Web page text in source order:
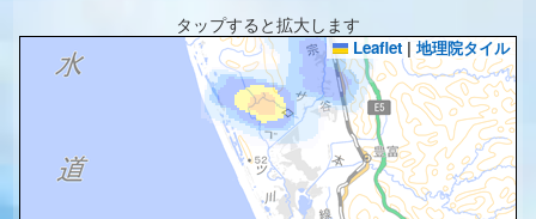
タップすると拡大します
Leaflet | 地理院タイル